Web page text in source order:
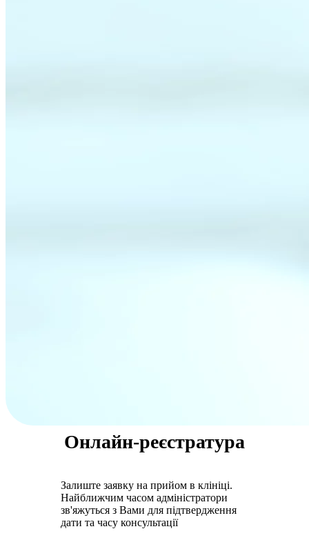
Онлайн-реєстратура
Залиште заявку на прийом в клініці.
Найближчим часом адмiнiстратори
зв'яжуться з Вами для пiдтвердження
дати та часу консультацiï